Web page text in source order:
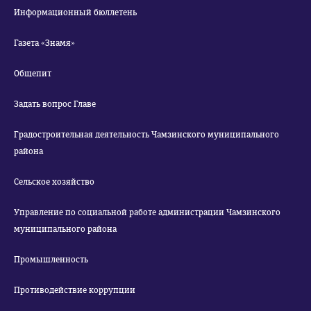
Информационный бюллетень
Газета «Знамя»
Общепит
Задать вопрос Главе
Градостроительная деятельность Чамзинского муниципального
района
Сельское хозяйство
Управление по социальной работе администрации Чамзинского
муниципального района
Промышленность
Противодействие коррупции